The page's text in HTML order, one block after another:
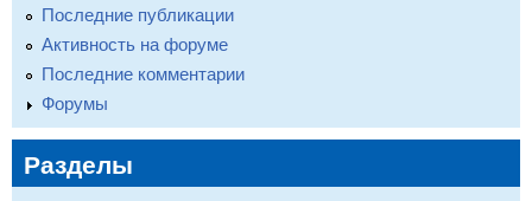
Последние публикации
Активность на форуме
Последние комментарии
Форумы
Разделы